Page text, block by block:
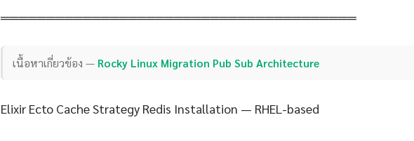
═══════════════════════════════════════
เนื้อหาเกี่ยวข้อง — Rocky Linux Migration Pub Sub Architecture
Elixir Ecto Cache Strategy Redis Installation — RHEL-based